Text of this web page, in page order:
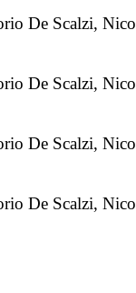
De Scalzi,
De Scalzi,
De Scalzi,
De Scalzi,